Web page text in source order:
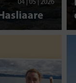
04 | 05 | 2026